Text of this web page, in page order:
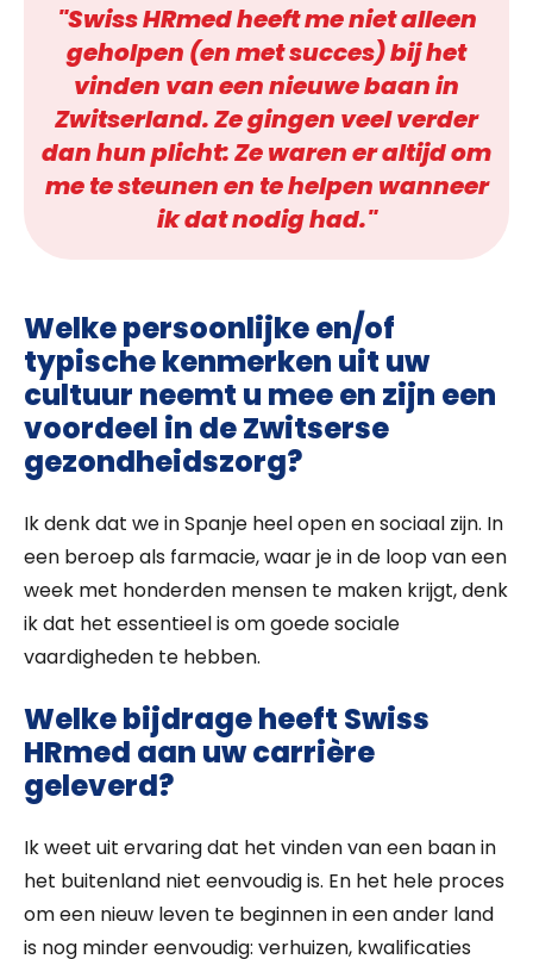
"Swiss HRmed heeft me niet alleen
geholpen (en met succes) bij het
vinden van een nieuwe baan in
Zwitserland. Ze gingen veel verder
dan hun plicht: Ze waren er altijd om
me te steunen en te helpen wanneer
ik dat nodig had."
Welke persoonlijke en/of
typische kenmerken uit uw
cultuur neemt u mee en zijn een
voordeel in de Zwitserse
gezondheidszorg?
Ik denk dat we in Spanje heel open en sociaal zijn. In
een beroep als farmacie, waar je in de loop van een
week met honderden mensen te maken krijgt, denk
ik dat het essentieel is om goede sociale
vaardigheden te hebben.
Welke bijdrage heeft Swiss
HRmed aan uw carrière
geleverd?
Ik weet uit ervaring dat het vinden van een baan in
het buitenland niet eenvoudig is. En het hele proces
om een nieuw leven te beginnen in een ander land
is nog minder eenvoudig: verhuizen, kwalificaties